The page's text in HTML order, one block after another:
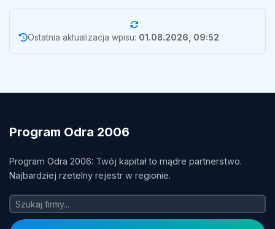
Ostatnia aktualizacja wpisu: 01.08.2026, 09:52
Program Odra 2006
Program Odra 2006: Twój kapitał to mądre partnerstwo.
Najbardziej rzetelny rejestr w regionie.